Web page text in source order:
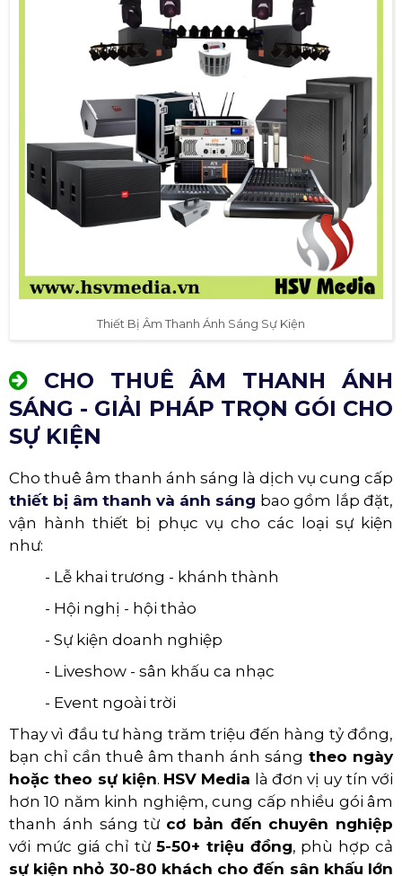
Thiết Bị Âm Thanh Ánh Sáng Sự Kiện
CHO THUÊ ÂM THANH ÁNH
SÁNG - GIẢI PHÁP TRỌN GÓI CHO
SỰ KIỆN
Cho thuê âm thanh ánh sáng là dịch vụ cung cấp
thiết bị âm thanh và ánh sáng bao gồm lắp đặt,
vận hành thiết bị phục vụ cho các loại sự kiện
như:
- Lễ khai trương - khánh thành
- Hội nghị - hội thảo
- Sự kiện doanh nghiệp
- Liveshow - sân khấu ca nhạc
- Event ngoài trời
Thay vì đầu tư hàng trăm triệu đến hàng tỷ đồng,
bạn chỉ cần thuê âm thanh ánh sáng theo ngày
hoặc theo sự kiện. HSV Media là đơn vị uy tín với
hơn 10 năm kinh nghiệm,cung cấp nhiều gói âm
thanh ánh sáng từ cơ bản đến chuyên nghiệp
với mức giá chỉ từ 5-50+ triệu đồng, phù hợp cả
sự kiện nhỏ 30-80 khách cho đến sân khấu lớn